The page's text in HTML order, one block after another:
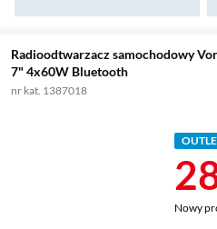
Radioodtwarzacz samochodowy
7" 4x60W Bluetooth
nr kat. 1387018
Nowy